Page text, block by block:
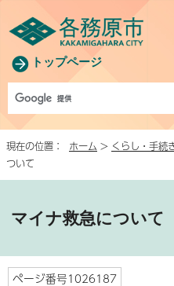
トップページ
現在の位置： ホーム > くらし・手続
ついて
マイナ救急について
ページ番号1026187